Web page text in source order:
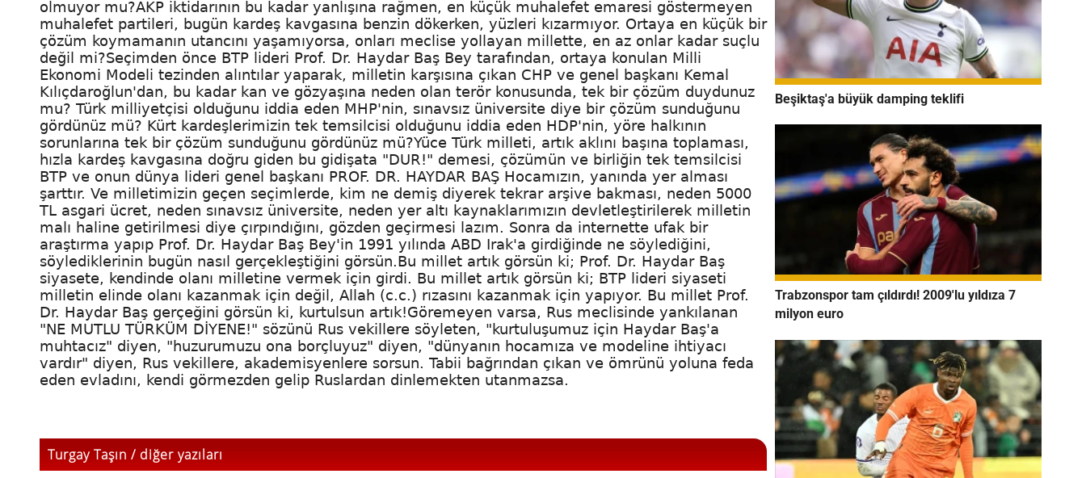
olmuyor mu?AKP iktidarının bu kadar yanlışına rağmen, en küçük muhalefet emaresi göstermeyen
muhalefet partileri, bugün kardeş kavgasına benzin dökerken, yüzleri kızarmıyor. Ortaya en küçük bir
çözüm koymamanın utancını yaşamıyorsa, onları meclise yollayan millette, en az onlar kadar suçlu
değil mi?Seçimden önce BTP lideri Prof. Dr. Haydar Baş Bey tarafından, ortaya konulan Milli
Ekonomi Modeli tezinden alıntılar yaparak, milletin karşısına çıkan CHP ve genel başkanı Kemal
Kılıçdaroğlun'dan, bu kadar kan ve gözyaşına neden olan terör konusunda, tek bir çözüm duydunuz
mu? Türk milliyetçisi olduğunu iddia eden MHP'nin, sınavsız üniversite diye bir çözüm sunduğunu
gördünüz mü? Kürt kardeşlerimizin tek temsilcisi olduğunu iddia eden HDP'nin, yöre halkının
sorunlarına tek bir çözüm sunduğunu gördünüz mü?Yüce Türk milleti, artık aklını başına toplaması,
hızla kardeş kavgasına doğru giden bu gidişata "DUR!" demesi, çözümün ve birliğin tek temsilcisi
BTP ve onun dünya lideri genel başkanı PROF. DR. HAYDAR BAŞ Hocamızın, yanında yer alması
şarttır. Ve milletimizin geçen seçimlerde, kim ne demiş diyerek tekrar arşive bakması, neden 5000
TL asgari ücret, neden sınavsız üniversite, neden yer altı kaynaklarımızın devletleştirilerek milletin
malı haline getirilmesi diye çırpındığını, gözden geçirmesi lazım. Sonra da internette ufak bir
araştırma yapıp Prof. Dr. Haydar Baş Bey'in 1991 yılında ABD Irak'a girdiğinde ne söylediğini,
söylediklerinin bugün nasıl gerçekleştiğini görsün.Bu millet artık görsün ki; Prof. Dr. Haydar Baş
siyasete, kendinde olanı milletine vermek için girdi. Bu millet artık görsün ki; BTP lideri siyaseti
milletin elinde olanı kazanmak için değil, Allah (c.c.) rızasını kazanmak için yapıyor. Bu millet Prof.
Dr. Haydar Baş gerçeğini görsün ki, kurtulsun artık!Göremeyen varsa, Rus meclisinde yankılanan
"NE MUTLU TÜRKÜM DİYENE!" sözünü Rus vekillere söyleten, "kurtuluşumuz için Haydar Baş'a
muhtacız" diyen, "huzurumuzu ona borçluyuz" diyen, "dünyanın hocamıza ve modeline ihtiyacı
vardır" diyen, Rus vekillere, akademisyenlere sorsun. Tabii bağrından çıkan ve ömrünü yoluna feda
eden evladını, kendi görmezden gelip Ruslardan dinlemekten utanmazsa.
Turgay Taşın / diğer yazıları
Beşiktaş'a büyük damping teklifi
Trabzonspor tam çıldırdı! 2009'lu yıldıza 7
milyon euro